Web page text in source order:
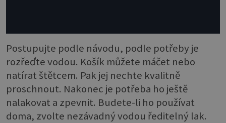
Postupujte podle návodu, podle potřeby je
rozřeďte vodou. Košík můžete máčet nebo
natírat štětcem. Pak jej nechte kvalitně
proschnout. Nakonec je potřeba ho ještě
nalakovat a zpevnit. Budete-li ho používat
doma, zvolte nezávadný vodou ředitelný lak.